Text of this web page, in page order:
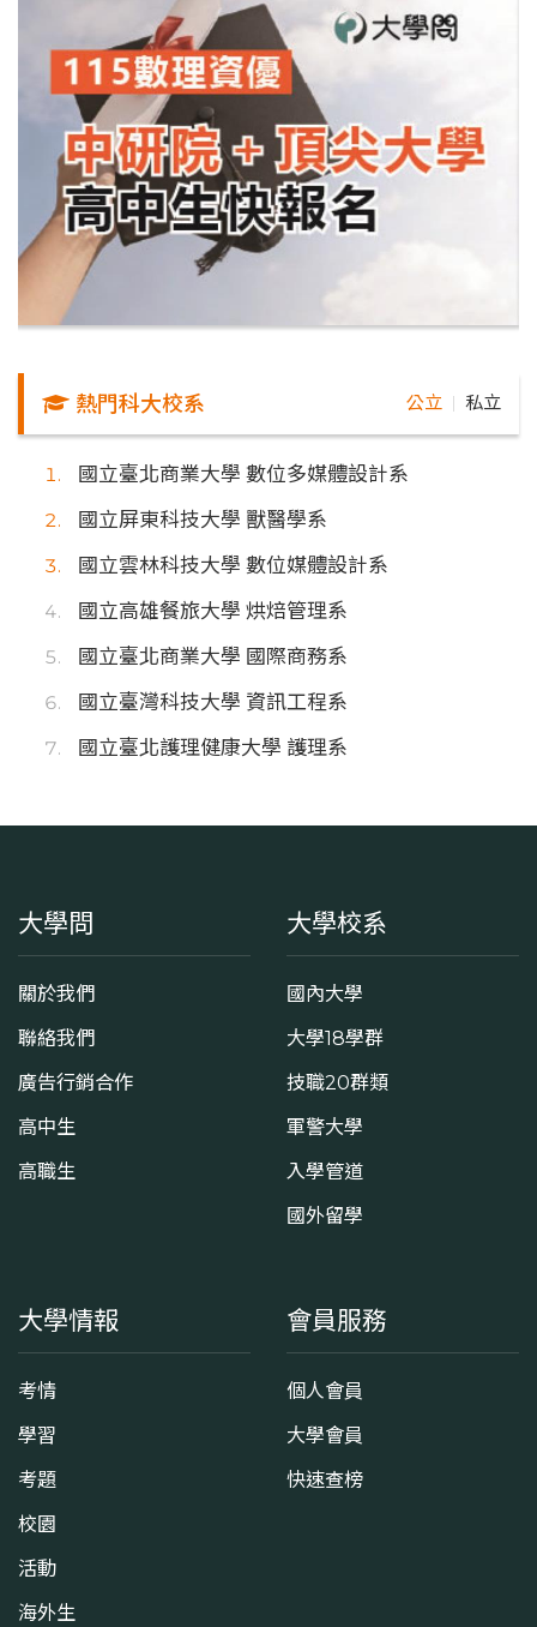
熱門科大校系 公立 私立
國立臺北商業大學 數位多媒體設計系
國立屏東科技大學 獸醫學系
國立雲林科技大學 數位媒體設計系
國立高雄餐旅大學 烘焙管理系
國立臺北商業大學 國際商務系
國立臺灣科技大學 資訊工程系
國立臺北護理健康大學 護理系
大學問
關於我們
聯絡我們
廣告行銷合作
高中生
高職生
大學校系
國內大學
大學18學群
技職20群類
軍警大學
入學管道
國外留學
大學情報
考情
學習
考題
校園
活動
海外生
會員服務
個人會員
大學會員
快速查榜